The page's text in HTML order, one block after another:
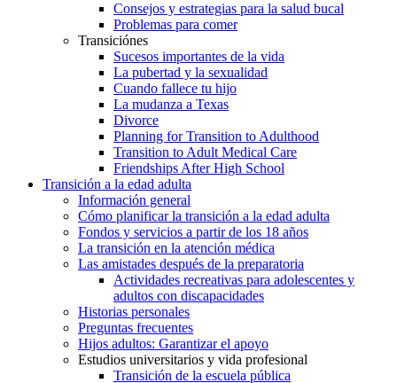
Consejos y estrategias para la salud bucal
Problemas para comer
Transiciónes
Sucesos importantes de la vida
La pubertad y la sexualidad
Cuando fallece tu hijo
La mudanza a Texas
Divorce
Planning for Transition to Adulthood
Transition to Adult Medical Care
Friendships After High School
Transición a la edad adulta
Información general
Cómo planificar la transición a la edad adulta
Fondos y servicios a partir de los 18 años
La transición en la atención médica
Las amistades después de la preparatoria
Actividades recreativas para adolescentes y
adultos con discapacidades
Historias personales
Preguntas frecuentes
Hijos adultos: Garantizar el apoyo
Estudios universitarios y vida profesional
Transición de la escuela pública